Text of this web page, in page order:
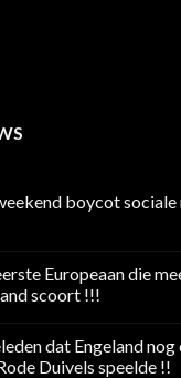
boycot sociale
Europeaan die
scoort !!!
dat Engeland nog
Duivels speelde !!